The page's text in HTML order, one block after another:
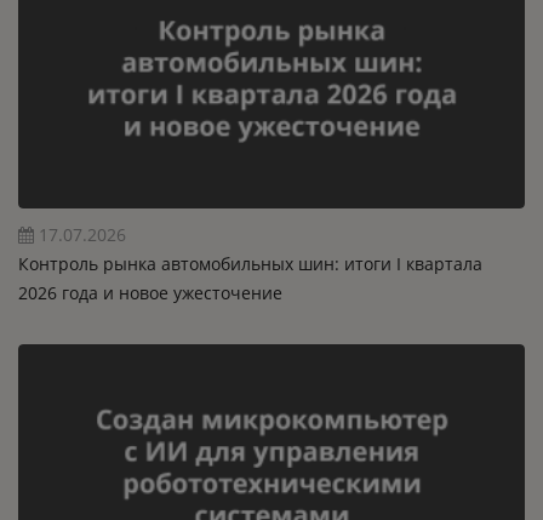
17.07.2026
Контроль рынка автомобильных шин: итоги I квартала
2026 года и новое ужесточение